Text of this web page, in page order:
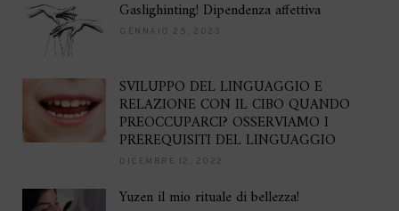
Gaslighinting! Dipendenza affettiva
GENNAIO 25, 2023
SVILUPPO DEL LINGUAGGIO E
RELAZIONE CON IL CIBO QUANDO
PREOCCUPARCI? OSSERVIAMO I
PREREQUISITI DEL LINGUAGGIO
DICEMBRE 12, 2022
Yuzen il mio rituale di bellezza!